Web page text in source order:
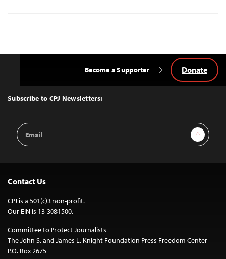
Top
Subscribe to CPJ Newsletters:
Email
Address
Sign Up
Become a Supporter Donate
Contact Us
CPJ is a 501(c)3 non-profit.
Our EIN is 13-3081500.
Committee to Protect Journalists
The John S. and James L. Knight Foundation Press Freedom Center
P.O. Box 2675